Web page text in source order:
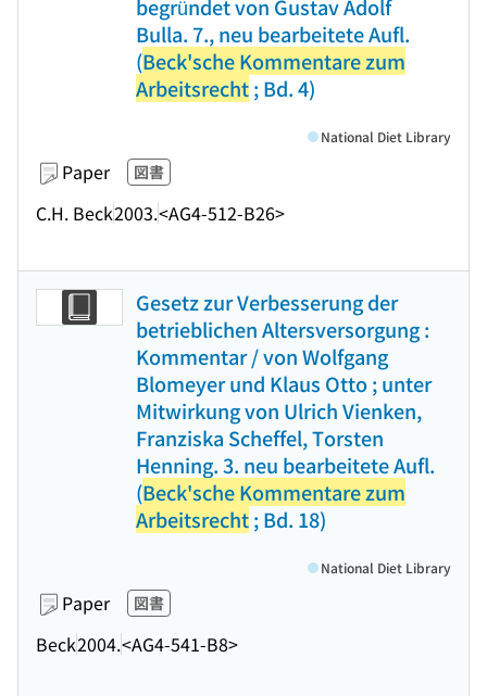
begründet von Gustav Adolf
Bulla. 7., neu bearbeitete Aufl.
(Beck'sche Kommentare zum
Arbeitsrecht; Bd. 4)
Paper 図書
C.H. Beck2003.<AG4-512-B26>
National Diet Library
Gesetz zur Verbesserung der
betrieblichen Altersversorgung :
Kommentar / von Wolfgang
Blomeyer und Klaus Otto ; unter
Mitwirkung von Ulrich Vienken,
Franziska Scheffel, Torsten
Henning. 3. neu bearbeitete Aufl.
(Beck'sche Kommentare zum
Arbeitsrecht; Bd. 18)
Paper 図書
Beck2004.<AG4-541-B8>
National Diet Library